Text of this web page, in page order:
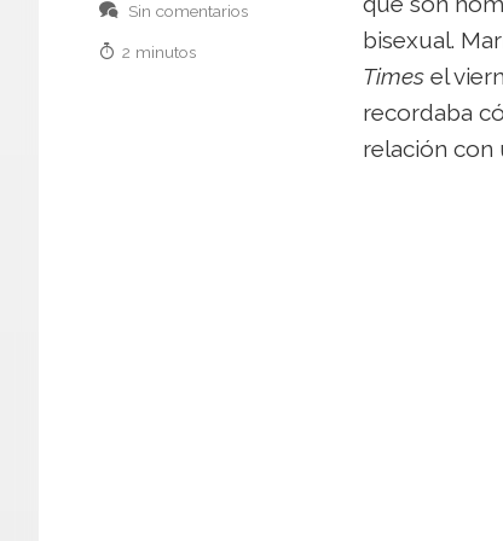
Sin comentarios
2 minutos
bisexual.
Timesel
recordaba
relación con